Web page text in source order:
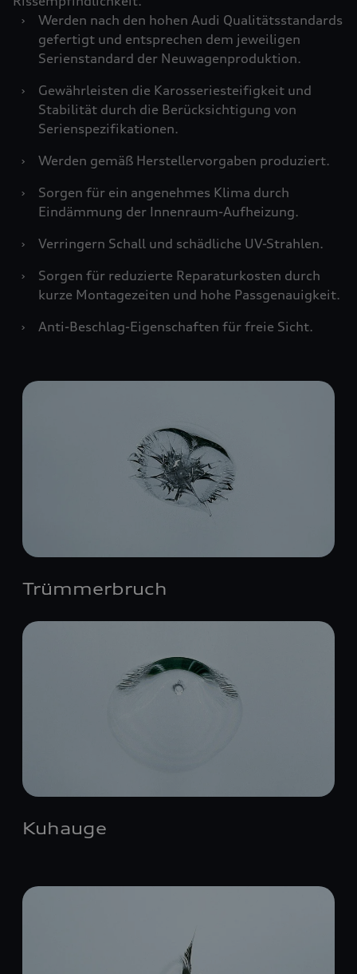
›
Werden nach den hohen Audi Qualitätsstandards
gefertigt und entsprechen dem jeweiligen
Serienstandard der Neuwagenproduktion.
›
Gewährleisten die Karosseriesteifigkeit und
Stabilität durch die Berücksichtigung von
Serienspezifikationen.
›
Werden gemäß Herstellervorgaben produziert.
›
Sorgen für ein angenehmes Klima durch
Eindämmung der Innenraum-Aufheizung.
›
Verringern Schall und schädliche UV-Strahlen.
›
Sorgen für reduzierte Reparaturkosten durch
kurze Montagezeiten und hohe Passgenauigkeit.
›
Anti-Beschlag-Eigenschaften für freie Sicht.
Trümmerbruch
Kuhauge